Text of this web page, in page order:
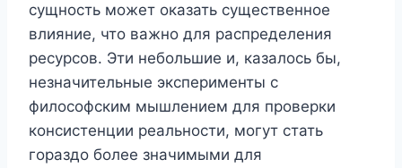
сущность может оказать существенное
влияние, что важно для распределения
ресурсов. Эти небольшие и, казалось бы,
незначительные эксперименты с
философским мышлением для проверки
консистенции реальности, могут стать
гораздо более значимыми для